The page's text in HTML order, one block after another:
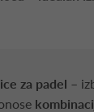
za padel –